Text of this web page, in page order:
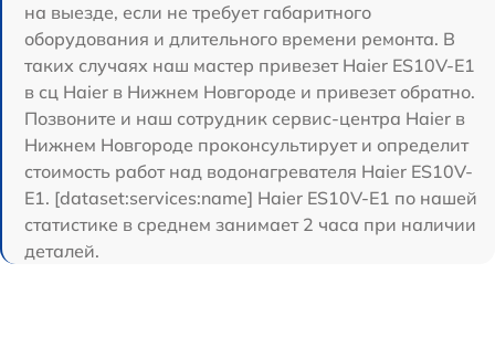
на выезде, если не требует габаритного
оборудования и длительного времени ремонта. В
таких случаях наш мастер привезет Haier ES10V-E1
в сц Haier в Нижнем Новгороде и привезет обратно.
Позвоните и наш сотрудник сервис-центра Haier в
Нижнем Новгороде проконсультирует и определит
стоимость работ над водонагревателя Haier ES10V-
E1. [dataset:services:name] Haier ES10V-E1 по нашей
статистике в среднем занимает 2 часа при наличии
деталей.